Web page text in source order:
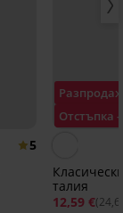
5
Отстъпка -
талия
12,59 €